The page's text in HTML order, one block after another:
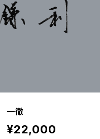
一徹
¥22,000